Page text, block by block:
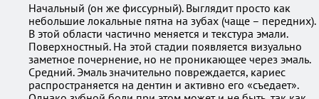
Начальный (он же фиссурный). Выглядит просто как
небольшие локальные пятна на зубах (чаще – передних).
В этой области частично меняется и текстура эмали.
Поверхностный. На этой стадии появляется визуально
заметное почернение, но не проникающее через эмаль.
Средний. Эмаль значительно повреждается, кариес
распространяется на дентин и активно его «съедает».